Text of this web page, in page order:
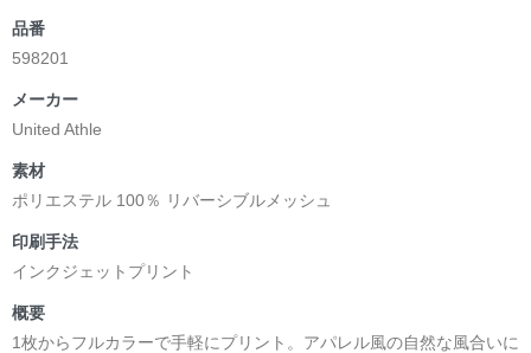
品番
598201
メーカー
United Athle
素材
ポリエステル 100％ リバーシブルメッシュ
印刷手法
インクジェットプリント
概要
1枚からフルカラーで手軽にプリント。アパレル風の自然な風合いに